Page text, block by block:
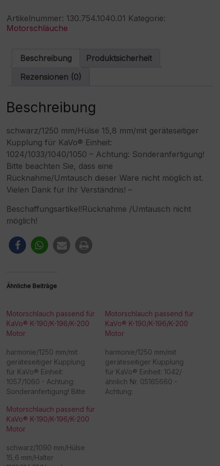
KaVo®
K-
180/K-
Motor
Menge
e
r
i
Artikelnummer: 130.754.1040.01 Kategorie:
Motorschläuche
Beschreibung
Produktsicherheit
Rezensionen (0)
Beschreibung
schwarz/1250 mm/Hülse 15,8 mm/mit geräteseitiger
Kupplung für KaVo® Einheit:
1024/1033/1040/1050 – Achtung: Sonderanfertigung!
Bitte beachten Sie, dass eine
Rücknahme/Umtausch dieser Ware nicht möglich ist.
Vielen Dank für Ihr Verständnis! –
Beschaffungsartikel!Rücknahme /Umtausch nicht
möglich!
Ähnliche Beiträge
Motorschlauch passend für
KaVo® K-190/K-196/K-200
Motor
harmonie/1250 mm/mit
geräteseitiger Kupplung
für KaVo® Einheit:
1057/1060 - Achtung:
Sonderanfertigung! Bitte
Rücknahme/Umtausch
dieser Ware nicht möglich
ist. Vielen Dank für Ihr
Beschaffungsartikel!Rückn
ahme /Umtausch nicht
Motorschlauch passend für
KaVo® K-190/K-196/K-200
Motor
harmonie/1250 mm/mit
geräteseitiger Kupplung
für KaVo® Einheit: 1042/
ähnlich Nr. 05165660 -
Achtung:
Motorschlauch passend für
KaVo® K-190/K-196/K-200
Motor
schwarz/1090 mm/Hülse
15,6 mm/Halter